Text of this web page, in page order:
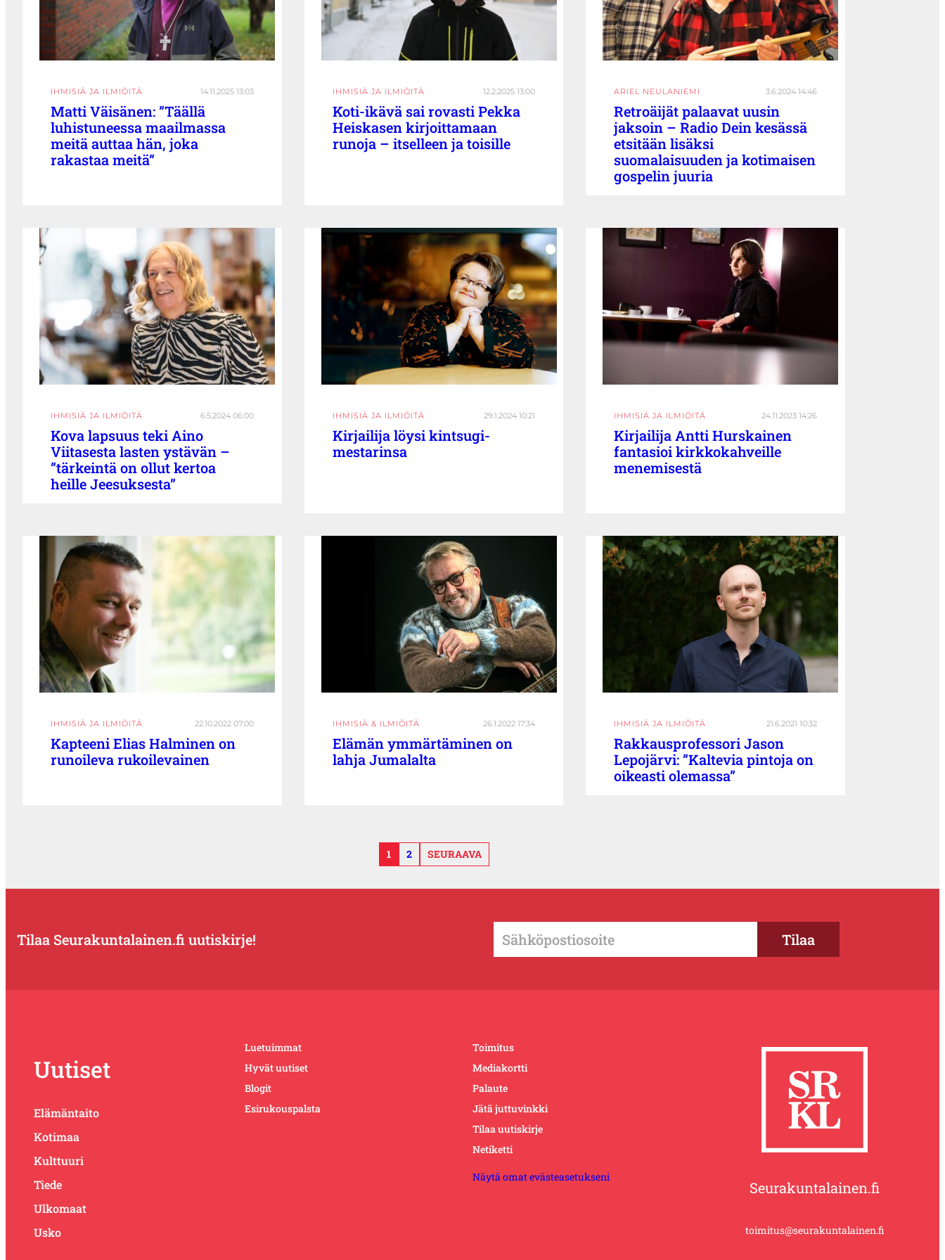
IHMISIÄ JA ILMIÖITÄ 14.11.2025 13:03
Matti Väisänen: ”Täällä
luhistuneessa maailmassa
meitä auttaa hän, joka
rakastaa meitä”
IHMISIÄ JA ILMIÖITÄ 12.2.2025 13:00
Koti-ikävä sai rovasti Pekka
Heiskasen kirjoittamaan
runoja – itselleen ja toisille
ARIEL NEULANIEMI 3.6.2024 14:46
Retroäijät palaavat uusin
jaksoin – Radio Dein kesässä
etsitään lisäksi
suomalaisuuden ja kotimaisen
gospelin juuria
IHMISIÄ JA ILMIÖITÄ 6.5.2024 06:00
Kova lapsuus teki Aino
Viitasesta lasten ystävän –
”tärkeintä on ollut kertoa
heille Jeesuksesta”
IHMISIÄ JA ILMIÖITÄ 29.1.2024 10:21
Kirjailija löysi kintsugi-
mestarinsa
IHMISIÄ JA ILMIÖITÄ 24.11.2023 14:26
Kirjailija Antti Hurskainen
fantasioi kirkkokahveille
menemisestä
IHMISIÄ JA ILMIÖITÄ 22.10.2022 07:00
Kapteeni Elias Halminen on
runoileva rukoilevainen
IHMISIÄ & ILMIÖITÄ 26.1.2022 17:34
Elämän ymmärtäminen on
lahja Jumalalta
IHMISIÄ JA ILMIÖITÄ 21.6.2021 10:32
Rakkausprofessori Jason
Lepojärvi: ”Kaltevia pintoja on
oikeasti olemassa”
1 2 SEURAAVA
Tilaa Seurakuntalainen.fi uutiskirje!
Uutiset
Elämäntaito
Kotimaa
Kulttuuri
Tiede
Ulkomaat
Usko
Luetuimmat
Hyvät uutiset
Blogit
Esirukouspalsta
Toimitus
Mediakortti
Palaute
Jätä juttuvinkki
Tilaa uutiskirje
Netiketti
Näytä omat evästeasetukseni
Seurakuntalainen.fi
toimitus@seurakuntalainen.fi